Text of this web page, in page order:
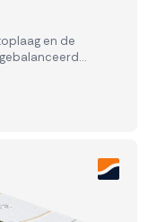
en de
in één